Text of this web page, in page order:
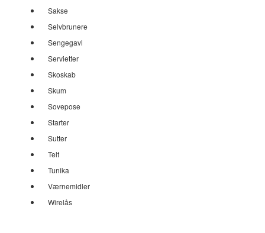
Sakse
Selvbrunere
Sengegavl
Servietter
Skoskab
Skum
Sovepose
Starter
Sutter
Telt
Tunika
Værnemidler
Wirelås